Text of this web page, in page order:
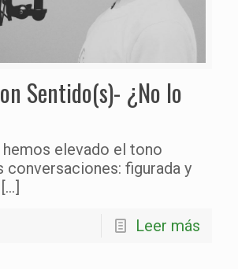
Sentido(s)- ¿No lo
elevado el tono
conversaciones: figurada y
[…]
Leer más